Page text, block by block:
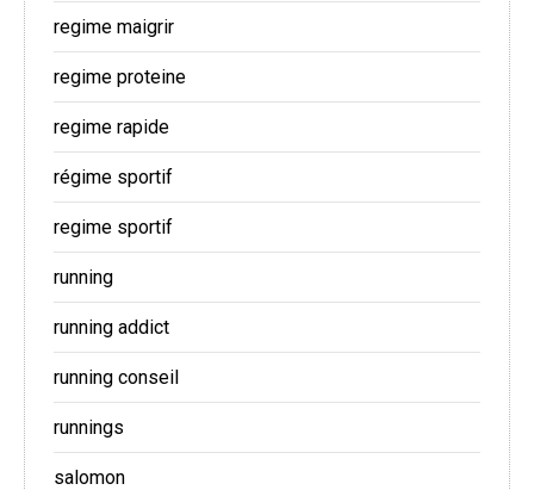
regime maigrir
regime proteine
regime rapide
régime sportif
regime sportif
running
running addict
running conseil
runnings
salomon